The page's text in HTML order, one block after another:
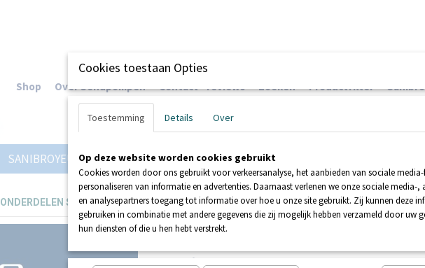
Shop Over Sendpompen Contact - reviews Zoeken Productfilter
SANIBROYEUR ZEHNDER POMPEN BOOSTERPOMPEN
ONDERDELEN SANIBROYEUR>AU010149 Afvoerslang perszijde Sanicompact Star
AU010149 Afvoerslang
Cookies toestaan Opties
Toestemming Details Over
Op deze website worden cookies gebruikt
Cookies worden door ons gebruikt voor verkeersanalyse, het aanbieden van sociale
personaliseren van informatie en advertenties. Daarnaast verlenen we onze sociale media-,
en analysepartners toegang tot informatie over hoe u onze site gebruikt. Zij kunnen deze
gebruiken in combinatie met andere gegevens die zij mogelijk hebben verzameld door uw
hun diensten of die u hen hebt verstrekt.